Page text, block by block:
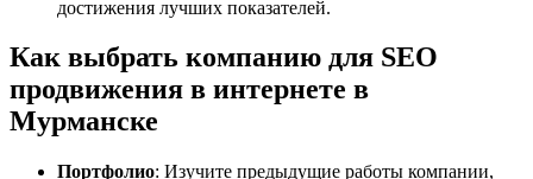
достижения лучших показателей.
Как выбрать компанию для SEO
продвижения в интернете в
Мурманске
Портфолио: Изучите предыдущие работы компании,